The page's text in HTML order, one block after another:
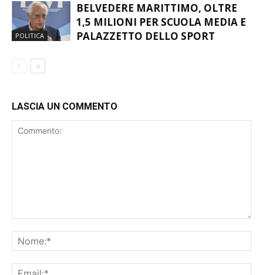
POLITICA
BELVEDERE MARITTIMO, OLTRE
1,5 MILIONI PER SCUOLA MEDIA E
PALAZZETTO DELLO SPORT
LASCIA UN COMMENTO